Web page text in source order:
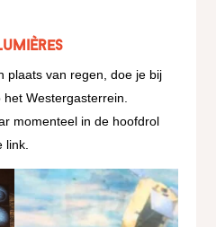
plaats van regen, doe je bij
het Westergasterrein.
momenteel in de hoofdrol
link.